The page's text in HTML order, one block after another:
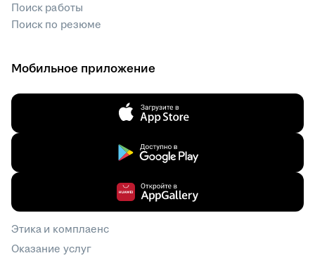
Поиск работы
Поиск по резюме
Мобильное приложение
Этика и комплаенс
Оказание услуг